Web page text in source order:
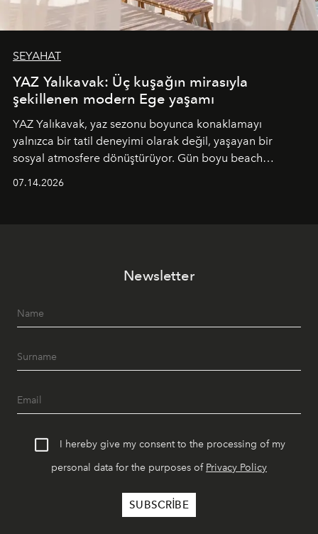
SEYAHAT
YAZ Yalıkavak: Üç kuşağın mirasıyla
şekillenen modern Ege yaşamı
YAZ Yalıkavak, yaz sezonu boyunca konaklamayı
yalnızca bir tatil deneyimi olarak değil, yaşayan bir
sosyal atmosfere dönüştürüyor. Gün boyu beach
geceye taşıyarak her hafta farklı bir deneyim sunuyor.
07.14.2026
Newsletter
I hereby give my consent to the processing of my
personal data for the purposes of Privacy Policy